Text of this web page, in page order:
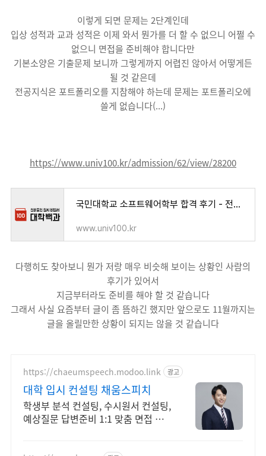
이렇게 되면 문제는 2단계인데
입상 성적과 교과 성적은 이제 와서 뭔가를 더 할 수 없으니 어쩔 수
없으니 면접을 준비해야 합니다만
기본소양은 기출문제 보니까 그렇게까지 어렵진 않아서 어떻게든
될 것 같은데
전공지식은 포트폴리오를 지참해야 하는데 문제는 포트폴리오에
쓸게 없습니다(...)
https://www.univ100.kr/admission/62/view/28200
국민대학교 소프트웨어학부 합격 후기 - 전형은 SW특기자 입니다.열정없이 고등학교 생활을 보내
www.univ100.kr
다행히도 찾아보니 뭔가 저랑 매우 비슷해 보이는 상황인 사람의
후기가 있어서
지금부터라도 준비를 해야 할 것 같습니다
그래서 사실 요즘부터 글이 좀 뜸하긴 했지만 앞으로도 11월까지는
글을 올릴만한 상황이 되지는 않을 것 같습니다
https://chaeumspeech.modoo.link 광고
대학 입시 컨설팅 채움스피치
학생부 분석 컨설팅, 수시원서 컨설팅,
예상질문 답변준비 1:1 맞춤 면접 코